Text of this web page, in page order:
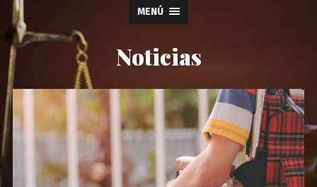
MENÚ
Noticias